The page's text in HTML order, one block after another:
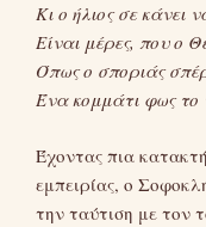
Κι ο ήλιος σε κάνει
Είναι μέρες, που ο
Όπως ο σποριάς
Ένα κομμάτι φως το
Έχοντας πια
εμπειρίας, ο
την ταύτιση με τον